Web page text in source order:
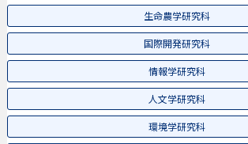
生命農学研究科
国際開発研究科
情報学研究科
人文学研究科
環境学研究科